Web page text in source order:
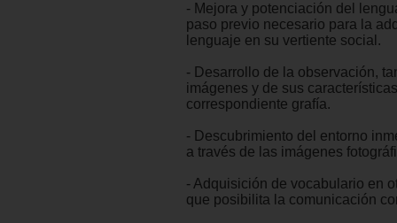
- Mejora y potenciación del
paso previo necesario para la
lenguaje en su vertiente social.
- Desarrollo de la observación,
imágenes y de sus
correspondiente grafía.
- Descubrimiento del entorno
a través de las imágenes
- Adquisición de vocabulario en
que posibilita la comunicación